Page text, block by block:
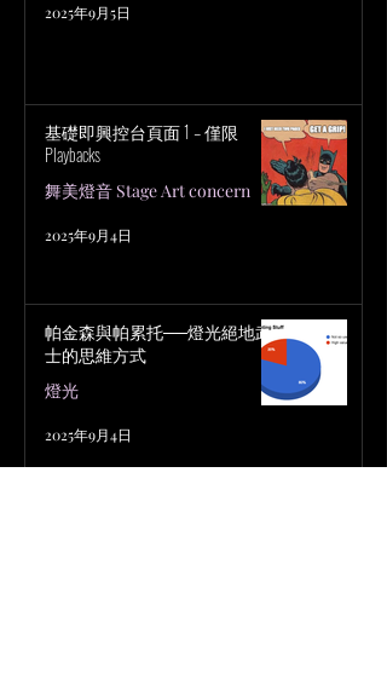
2025年9月5日
基礎即興控台頁面 1 – 僅限
Playbacks
舞美燈音 Stage Art concern
2025年9月4日
帕金森與帕累托──燈光絕地武
士的思維方式
燈光
2025年9月4日